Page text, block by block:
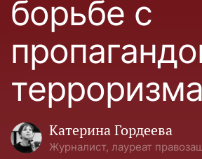
борьбе с
терроризма
Катерина Гордеева
Журналист, лауреат